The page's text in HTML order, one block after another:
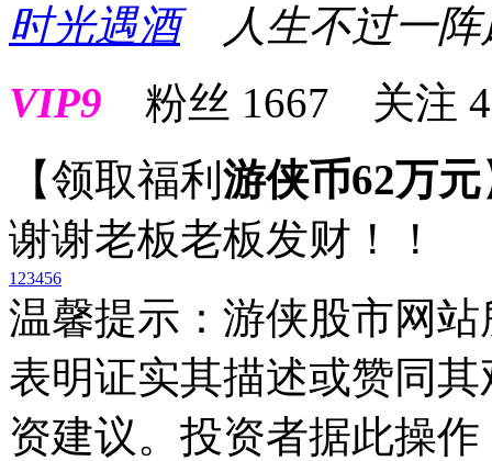
时光遇酒
人生不过一阵
VIP9 粉丝 1667 关注 4
【领取福利 游侠币62万元
谢谢老板老板发财！！
1 23456
温馨提示：游侠股市网
表明证实其描述或赞同
资建议。投资者据此操